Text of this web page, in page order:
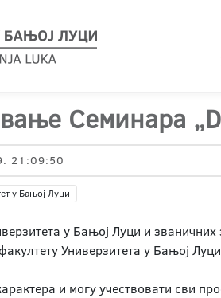
Семинара
21:09:50
у Бањој Луци
у Бањој Луци и
Универзитета у Бањој
и могу учествовати сви